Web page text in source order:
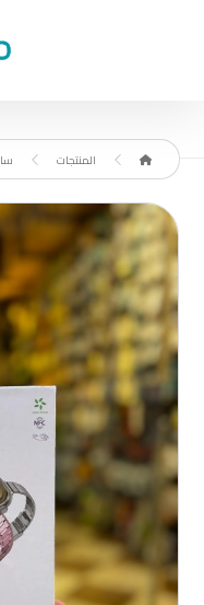
المنتجات